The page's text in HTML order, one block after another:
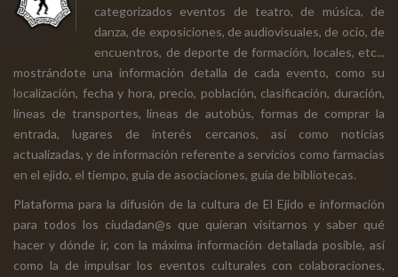
categorizados eventos de teatro, de música, de
danza, de exposiciones, de audiovisuales, de ocio, de
encuentros, de deporte de formación, locales, etc...
mostrándote una información detalla de cada evento, como su
localización, fecha y hora, precio, población, clasificación, duración,
líneas de transportes, líneas de autobús, formas de comprar la
entrada, lugares de interés cercanos, así como noticias
actualizadas, y de información referente a servicios como farmacias
en el ejido, el tiempo, guía de asociaciones, guía de bibliotecas.
Plataforma para la difusión de la cultura de El Ejido e información
para todos los ciudadan@s que quieran visitarnos y saber qué
hacer y dónde ir, con la máxima información detallada posible, así
como la de impulsar los eventos culturales con colaboraciones,